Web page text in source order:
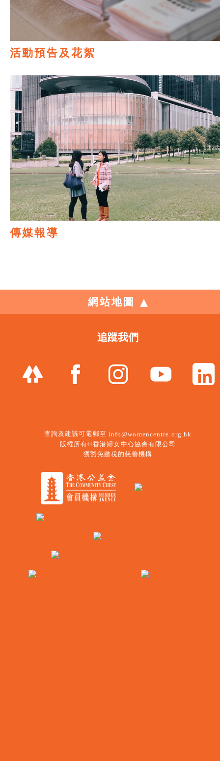
活動預告及花絮
傳媒報導
網站地圖
追蹤我們
查詢及建議可電郵至 info@womencentre.org.hk
版權所有©香港婦女中心協會有限公司
獲豁免繳稅的慈善機構